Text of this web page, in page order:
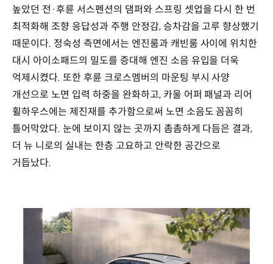
높았던 전·후륜 서스펜션의 댐퍼와 스프링 셋업을 다시 한 번
최적화해 조향 응답성과 주행 안정감, 승차감을 고루 향상했기
때문이다. 정숙성 측면에서는 엔진룸과 캐빈룸 사이에 위치한
대시 아이소패드의 밀도를 증대해 엔진 소음 유입을 더욱
억제시켰다. 또한 후륜 크로스멤버의 마운팅 부시 사양
개선으로 노면 입력 하중을 완화하고, 카울 어퍼 패널과 리어
휠하우스에는 제진재를 추가함으로써 노면 소음도 꼼꼼히
틀어막았다. 눈에 보이지 않는 곳까지 촘촘하게 다듬은 결과,
더 뉴 니로의 실내는 한층 고요하고 안락한 공간으로
거듭났다.